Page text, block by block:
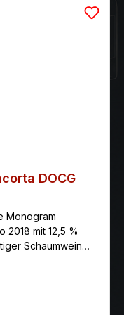
geehrt. Die
Perlage und
aber
und frischen
günstiger als
und
angesehen.
Aperitif und
oder
DOCG
Monogram
2018 mit 12,5 %
Schaumwein
auch als
bei der die